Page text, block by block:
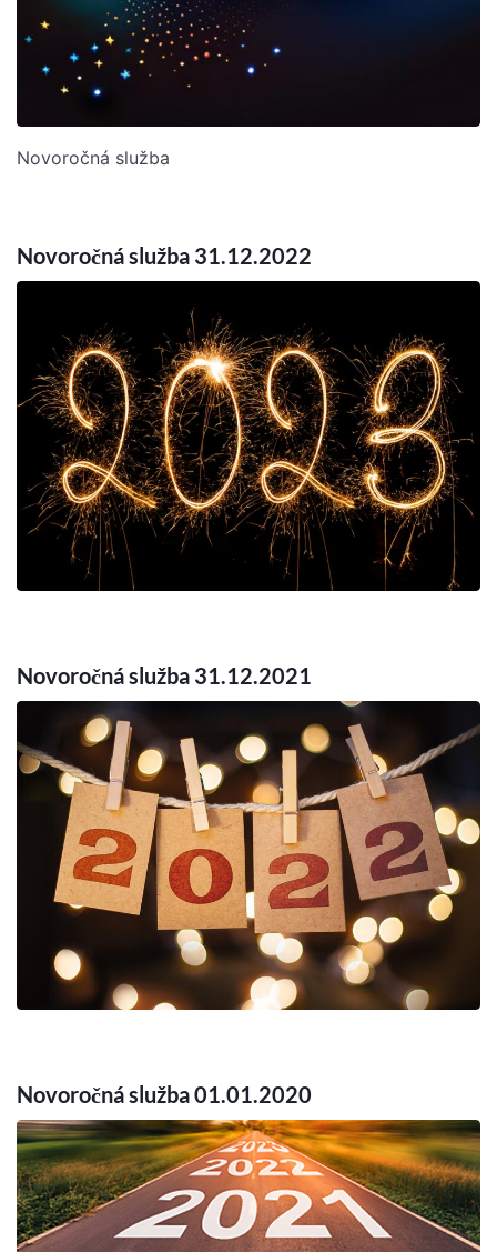
Novoročná služba
Novoročná služba 31.12.2022
Novoročná služba 31.12.2021
Novoročná služba 01.01.2020